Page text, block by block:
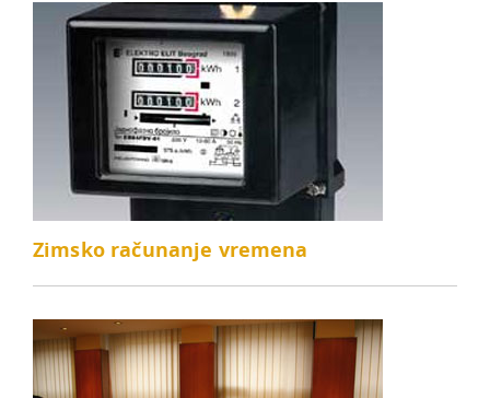
Zimsko računanje vremena